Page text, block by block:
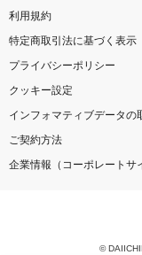
利用規約
特定商取引法に基づく表示
プライバシーポリシー
クッキー設定
インフォマティブデータの
ご契約方法
企業情報（コーポレートサ
©